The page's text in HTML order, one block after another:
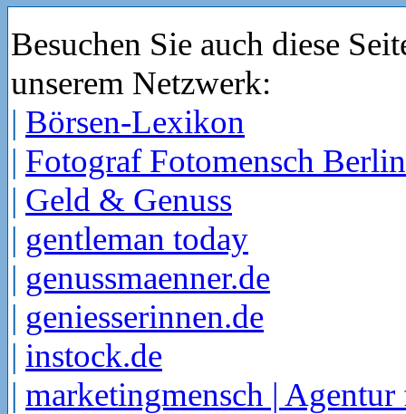
Besuchen Sie auch diese
unserem Netzwerk:
| Börsen-Lexikon
| Fotograf Fotomensch Berlin
| Geld & Genuss
| gentleman today
| genussmaenner.de
| geniesserinnen.de
| instock.de
| marketingmensch | Agentur